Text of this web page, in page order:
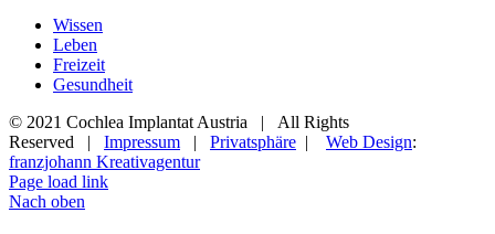
Wissen
Leben
Freizeit
Gesundheit
© 2021 Cochlea Implantat Austria | All Rights
Reserved | Impressum | Privatsphäre | Web Design:
franzjohann Kreativagentur
Page load link
Nach oben